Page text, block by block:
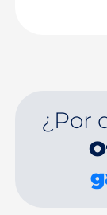
¿Por